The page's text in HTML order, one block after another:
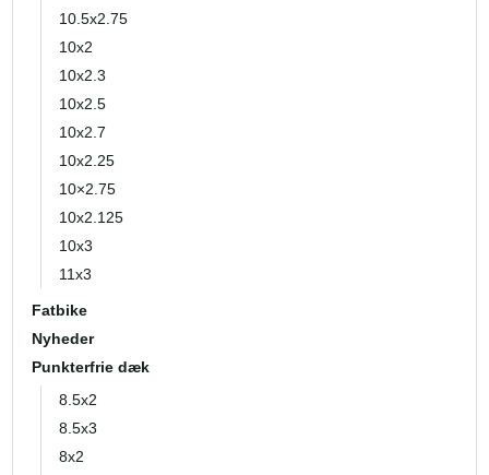
10.5x2.75
10x2
10x2.3
10x2.5
10x2.7
10x2.25
10×2.75
10x2.125
10x3
11x3
Fatbike
Nyheder
Punkterfrie dæk
8.5x2
8.5x3
8x2